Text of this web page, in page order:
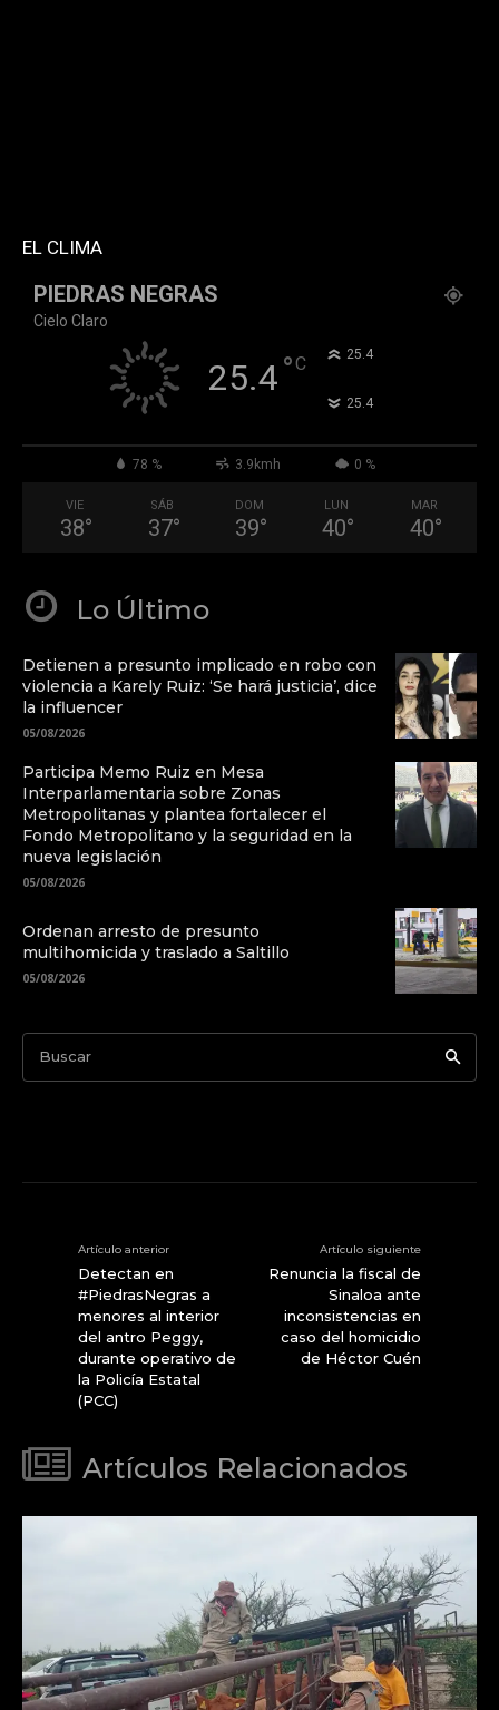
EL CLIMA
PIEDRAS NEGRAS
Cielo Claro
25.4°C 25.4°
25.4°
78 % 3.9kmh 0 %
VIE
38°
SÁB
37°
DOM
39°
LUN
40°
MAR
40°
Lo Último
Detienen a presunto implicado en robo con
violencia a Karely Ruiz: ‘Se hará justicia’, dice
la influencer
05/08/2026
Participa Memo Ruiz en Mesa
Interparlamentaria sobre Zonas
Metropolitanas y plantea fortalecer el
Fondo Metropolitano y la seguridad en la
nueva legislación
05/08/2026
Ordenan arresto de presunto
multihomicida y traslado a Saltillo
05/08/2026
Buscar
Artículo anterior
Detectan en
#PiedrasNegras a
menores al interior
del antro Peggy,
durante operativo de
la Policía Estatal
(PCC)
Artículo siguiente
Renuncia la fiscal de
Sinaloa ante
inconsistencias en
caso del homicidio
de Héctor Cuén
Artículos Relacionados